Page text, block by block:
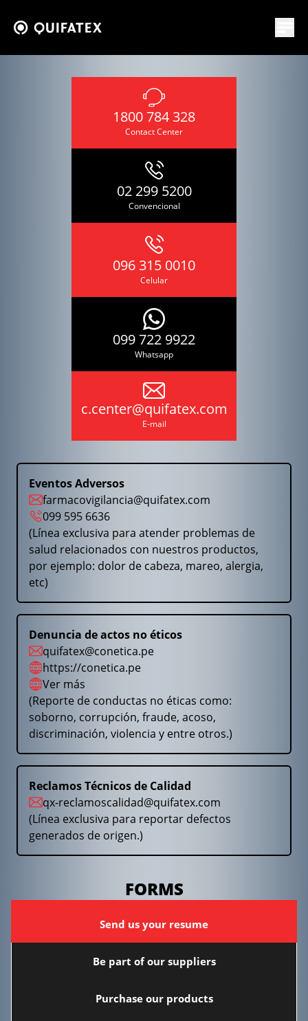
1800 784 328
Contact Center
02 299 5200
Convencional
096 315 0010
Celular
099 722 9922
Whatsapp
c.center@quifatex.com
E-mail
Eventos Adversos
farmacovigilancia@quifatex.com
099 595 6636
(Línea exclusiva para atender problemas de
salud relacionados con nuestros productos,
por ejemplo: dolor de cabeza, mareo, alergia,
etc)
Denuncia de actos no éticos
quifatex@conetica.pe
https://conetica.pe
Ver más
(Reporte de conductas no éticas como:
soborno, corrupción, fraude, acoso,
discriminación, violencia y entre otros.)
Reclamos Técnicos de Calidad
qx-reclamoscalidad@quifatex.com
(Línea exclusiva para reportar defectos
generados de origen.)
FORMS
Send us your resume
Be part of our suppliers
Purchase our products